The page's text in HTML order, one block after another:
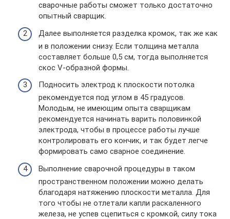
сварочные работы сможет только достаточно
опытный сварщик.
Далее выполняется разделка кромок, так же как
и в положении снизу. Если толщина металла
составляет больше 0,5 см, тогда выполняется
скос V-образной формы.
Подносить электрод к плоскости потолка
рекомендуется под углом в 45 градусов.
Молодым, не имеющим опыта сварщикам
рекомендуется начинать варить половинкой
электрода, чтобы в процессе работы лучше
контролировать его кончик, и так будет легче
формировать само сварное соединение.
Выполнение сварочной процедуры в таком
пространственном положении можно делать
благодаря натяжению плоскости металла. Для
того чтобы не отлетали капли раскаленного
железа, не успев сцепиться с кромкой, силу тока